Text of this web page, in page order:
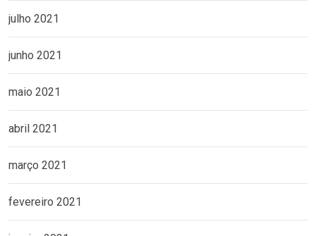
julho 2021
junho 2021
maio 2021
abril 2021
março 2021
fevereiro 2021